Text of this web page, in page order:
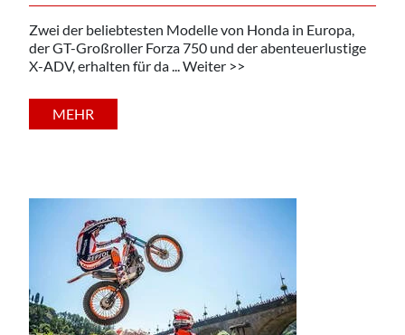
Zwei der beliebtesten Modelle von Honda in Europa,
der GT-Großroller Forza 750 und der abenteuerlustige
X-ADV, erhalten für da ... Weiter >>
MEHR